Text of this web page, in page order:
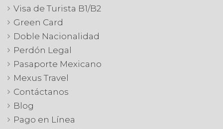
Visa de Turista B1/B2
Green Card
Doble Nacionalidad
Perdón Legal
Pasaporte Mexicano
Mexus Travel
Contáctanos
Blog
Pago en Línea